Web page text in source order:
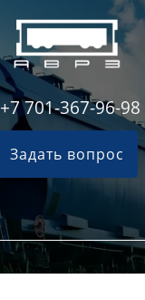
+7 701-367-96-98
Задать вопрос